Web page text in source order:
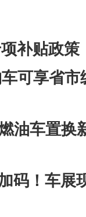
补贴政策
可享省市
燃油车置换
码！车展